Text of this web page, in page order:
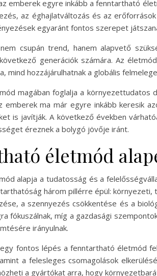
emberek egyre inkább a fenntartható
az éghajlatváltozás és az
egyaránt fontos szerepet
csupán trend, hanem alapvető
generációk számára. Az
mind hozzájárulhatnak a globális
magában foglalja a
emberek ma már egyre inkább keresik
is javítják. A következő években
éreznek a bolygó jövője iránt.
életmód
alapja a tudatosság és a
három pillérre épül:
a szennyezés csökkentése és a
fókuszálnak, míg a gazdasági
irányulnak.
fontos lépés a fenntartható életmód
a felesleges csomagolások
a gyártókat arra, hogy